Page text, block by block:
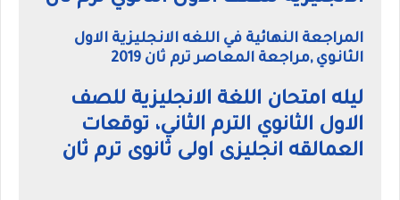
المراجعة النهائية في اللغه الانجليزية الاول
الثانوي ,مراجعة المعاصر ترم ثان 2019
ليله امتحان اللغة الانجليزية للصف
الاول الثانوي الترم الثاني، توقعات
العمالقه انجليزى اولى ثانوى ترم ثان